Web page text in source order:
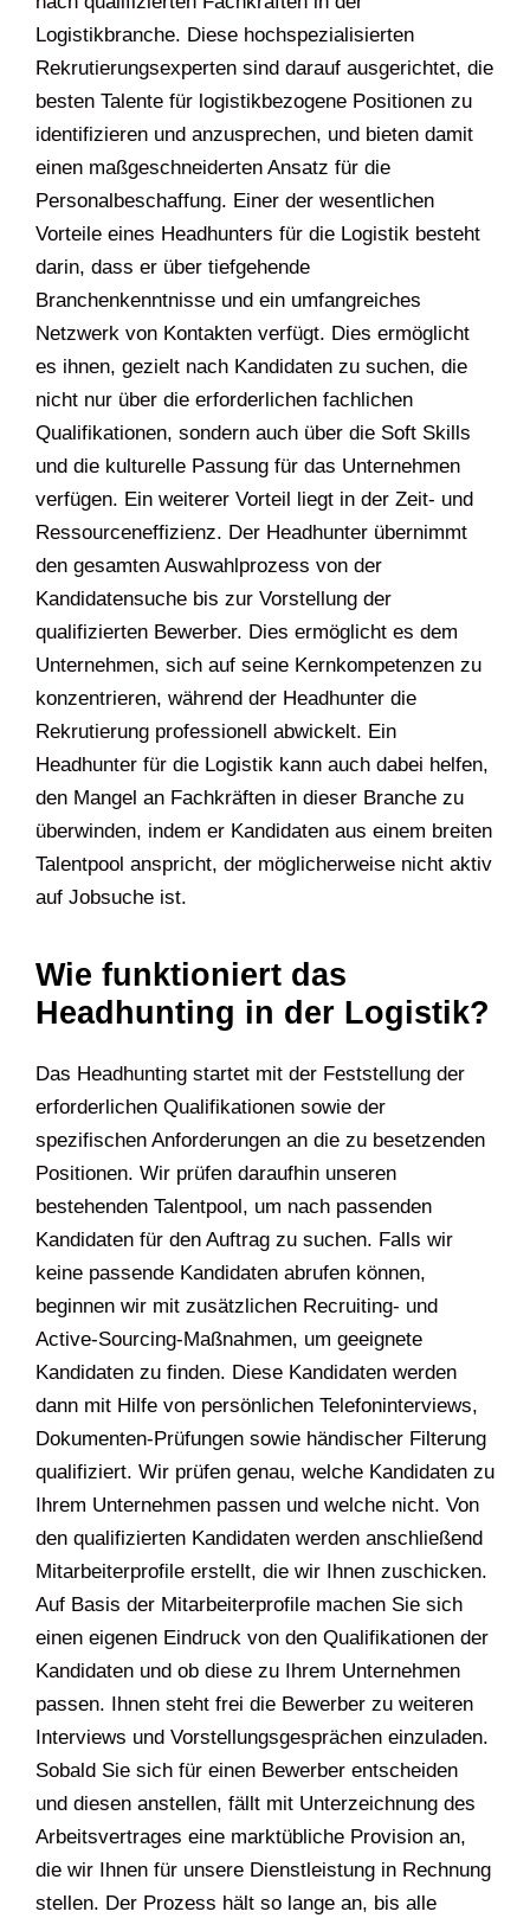
Logistikbranche. Diese hochspezialisierten
Rekrutierungsexperten sind darauf ausgerichtet, die
besten Talente für logistikbezogene Positionen zu
identifizieren und anzusprechen, und bieten damit
einen maßgeschneiderten Ansatz für die
Personalbeschaffung. Einer der wesentlichen
Vorteile eines Headhunters für die Logistik besteht
darin, dass er über tiefgehende
Branchenkenntnisse und ein umfangreiches
Netzwerk von Kontakten verfügt. Dies ermöglicht
es ihnen, gezielt nach Kandidaten zu suchen, die
nicht nur über die erforderlichen fachlichen
Qualifikationen, sondern auch über die Soft Skills
und die kulturelle Passung für das Unternehmen
verfügen. Ein weiterer Vorteil liegt in der Zeit- und
Ressourceneffizienz. Der Headhunter übernimmt
den gesamten Auswahlprozess von der
Kandidatensuche bis zur Vorstellung der
qualifizierten Bewerber. Dies ermöglicht es dem
Unternehmen, sich auf seine Kernkompetenzen zu
konzentrieren, während der Headhunter die
Rekrutierung professionell abwickelt. Ein
Headhunter für die Logistik kann auch dabei helfen,
den Mangel an Fachkräften in dieser Branche zu
überwinden, indem er Kandidaten aus einem breiten
Talentpool anspricht, der möglicherweise nicht aktiv
auf Jobsuche ist.
Wie funktioniert das
Headhunting in der Logistik?
Das Headhunting startet mit der Feststellung der
erforderlichen Qualifikationen sowie der
spezifischen Anforderungen an die zu besetzenden
Positionen. Wir prüfen daraufhin unseren
bestehenden Talentpool, um nach passenden
Kandidaten für den Auftrag zu suchen. Falls wir
keine passende Kandidaten abrufen können,
beginnen wir mit zusätzlichen Recruiting- und
Active-Sourcing-Maßnahmen, um geeignete
Kandidaten zu finden. Diese Kandidaten werden
dann mit Hilfe von persönlichen Telefoninterviews,
Dokumenten-Prüfungen sowie händischer Filterung
qualifiziert. Wir prüfen genau, welche Kandidaten zu
Ihrem Unternehmen passen und welche nicht. Von
den qualifizierten Kandidaten werden anschließend
Mitarbeiterprofile erstellt, die wir Ihnen zuschicken.
Auf Basis der Mitarbeiterprofile machen Sie sich
einen eigenen Eindruck von den Qualifikationen der
Kandidaten und ob diese zu Ihrem Unternehmen
passen. Ihnen steht frei die Bewerber zu weiteren
Interviews und Vorstellungsgesprächen einzuladen.
Sobald Sie sich für einen Bewerber entscheiden
und diesen anstellen, fällt mit Unterzeichnung des
Arbeitsvertrages eine marktübliche Provision an,
die wir Ihnen für unsere Dienstleistung in Rechnung
stellen. Der Prozess hält so lange an, bis alle